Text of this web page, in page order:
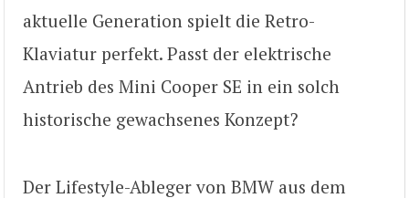
aktuelle Generation spielt die Retro-
Klaviatur perfekt. Passt der elektrische
Antrieb des Mini Cooper SE in ein solch
historische gewachsenes Konzept?
Der Lifestyle-Ableger von BMW aus dem